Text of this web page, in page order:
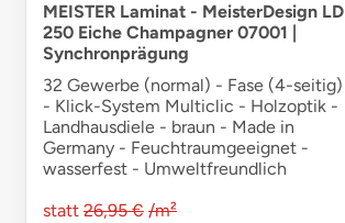
MEISTER Laminat - MeisterDesign LD
250 Eiche Champagner 07001 |
Synchronprägung
32 Gewerbe (normal) - Fase (4-seitig)
- Klick-System Multiclic - Holzoptik -
Landhausdiele - braun - Made in
Germany - Feuchtraumgeeignet -
wasserfest - Umweltfreundlich
statt 26,95 € /m²